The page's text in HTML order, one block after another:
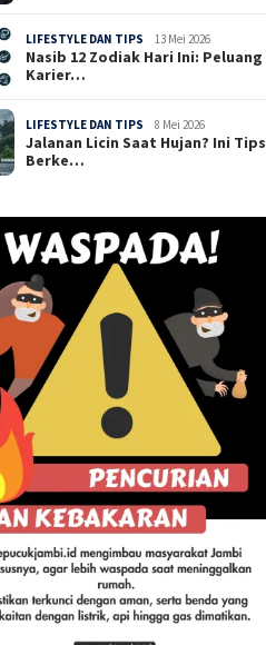
LIFESTYLE DAN TIPS 13 Mei 2026
Nasib 12 Zodiak Hari Ini: Peluang
Karier…
LIFESTYLE DAN TIPS 8 Mei 2026
Jalanan Licin Saat Hujan? Ini Tips
Berke…